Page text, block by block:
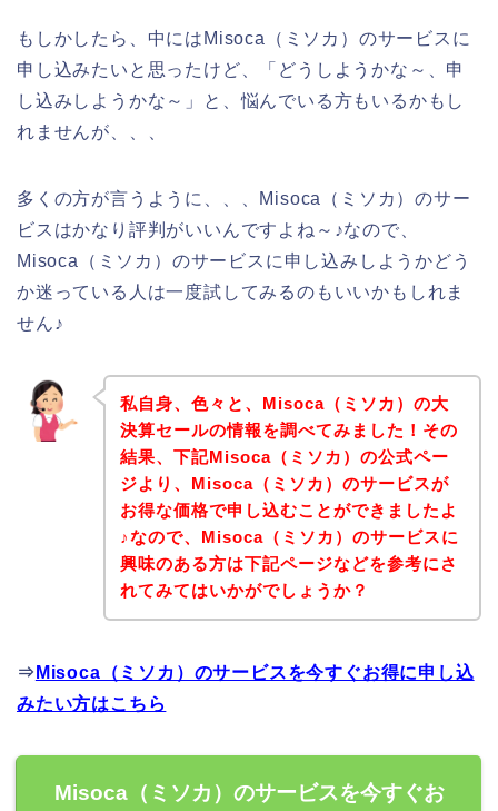
もしかしたら、中にはMisoca（ミソカ）のサービスに
申し込みたいと思ったけど、「どうしようかな～、申
し込みしようかな～」と、悩んでいる方もいるかもし
れませんが、、、
多くの方が言うように、、、Misoca（ミソカ）のサー
ビスはかなり評判がいいんですよね～♪なので、
Misoca（ミソカ）のサービスに申し込みしようかどう
か迷っている人は一度試してみるのもいいかもしれま
せん♪
私自身、色々と、Misoca（ミソカ）の大
決算セールの情報を調べてみました！その
結果、下記Misoca（ミソカ）の公式ペー
ジより、Misoca（ミソカ）のサービスが
お得な価格で申し込むことができましたよ
♪なので、Misoca（ミソカ）のサービスに
興味のある方は下記ページなどを参考にさ
れてみてはいかがでしょうか？
⇒ Misoca（ミソカ）のサービスを今すぐお得に申し込
みたい方はこちら
Misoca（ミソカ）のサービスを今すぐお